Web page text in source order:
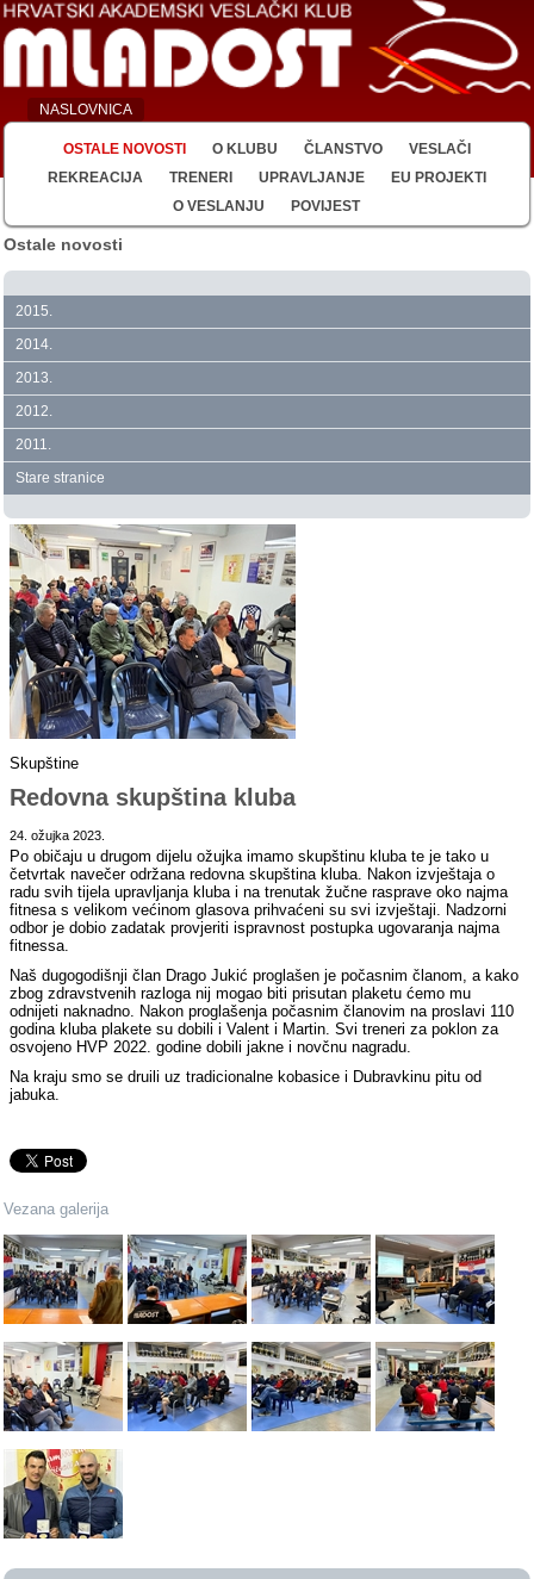
NASLOVNICA
OSTALE NOVOSTI O KLUBU ČLANSTVO
VESLAČI
REKREACIJA
TRENERI UPRAVLJANJE
EU PROJEKTI
O VESLANJU
POVIJEST
Ostale novosti
2015.
2014.
2013.
2012.
2011.
Stare stranice
Skupštine
Redovna skupština kluba
24. ožujka 2023.
Po običaju u drugom dijelu ožujka imamo skupštinu kluba te je tako u
četvrtak navečer održana redovna skupština kluba. Nakon izvještaja o
radu svih tijela upravljanja kluba i na trenutak žučne rasprave oko najma
fitnesa s velikom većinom glasova prihvaćeni su svi izvještaji. Nadzorni
odbor je dobio zadatak provjeriti ispravnost postupka ugovaranja najma
fitnessa.
Naš dugogodišnji član Drago Jukić proglašen je počasnim članom, a kako
zbog zdravstvenih razloga nij mogao biti prisutan plaketu ćemo mu
odnijeti naknadno. Nakon proglašenja počasnim članovim na proslavi 110
godina kluba plakete su dobili i Valent i Martin. Svi treneri za poklon za
osvojeno HVP 2022. godine dobili jakne i novčnu nagradu.
Na kraju smo se druili uz tradicionalne kobasice i Dubravkinu pitu od
jabuka.
Vezana galerija